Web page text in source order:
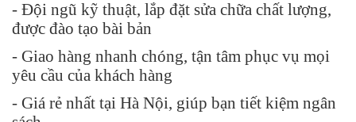
- Đội ngũ kỹ thuật, lắp đặt sửa chữa chất lượng,
được đào tạo bài bản
- Giao hàng nhanh chóng, tận tâm phục vụ mọi
yêu cầu của khách hàng
- Giá rẻ nhất tại Hà Nội, giúp bạn tiết kiệm ngân